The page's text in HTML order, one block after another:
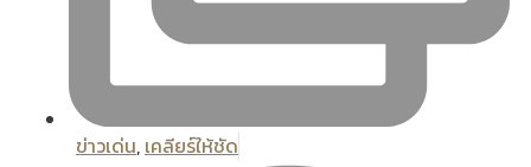
ข่าวเด่น, เคลียร์ให้ชัด